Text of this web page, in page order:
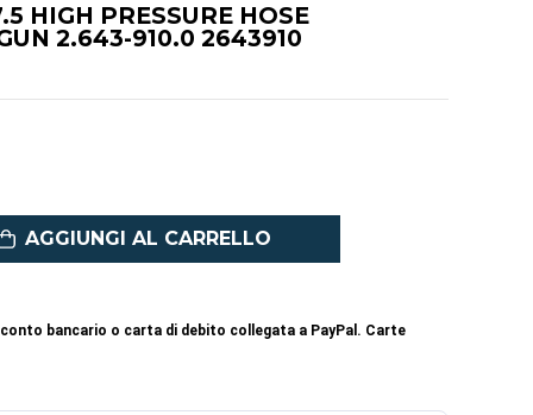
HIGH PRESSURE HOSE
2.643-910.0 2643910
AGGIUNGI AL CARRELLO
conto bancario o carta di debito collegata a PayPal. Carte